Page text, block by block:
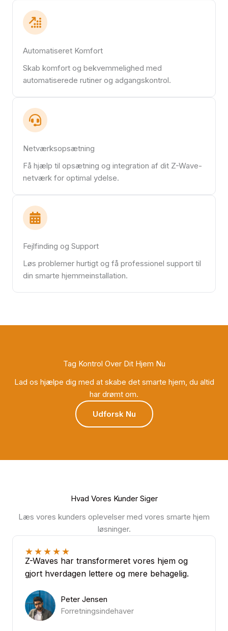
Automatiseret Komfort
Skab komfort og bekvemmelighed med
automatiserede rutiner og adgangskontrol.
Netværksopsætning
Få hjælp til opsætning og integration af dit Z-Wave-
netværk for optimal ydelse.
Fejlfinding og Support
Løs problemer hurtigt og få professionel support til
din smarte hjemmeinstallation.
Tag Kontrol Over Dit Hjem Nu
Lad os hjælpe dig med at skabe det smarte hjem, du altid
har drømt om.
Udforsk Nu
Hvad Vores Kunder Siger
Læs vores kunders oplevelser med vores smarte hjem
løsninger.
★★★★★
Z-Waves har transformeret vores hjem og
gjort hverdagen lettere og mere behagelig.
Peter Jensen
Forretningsindehaver